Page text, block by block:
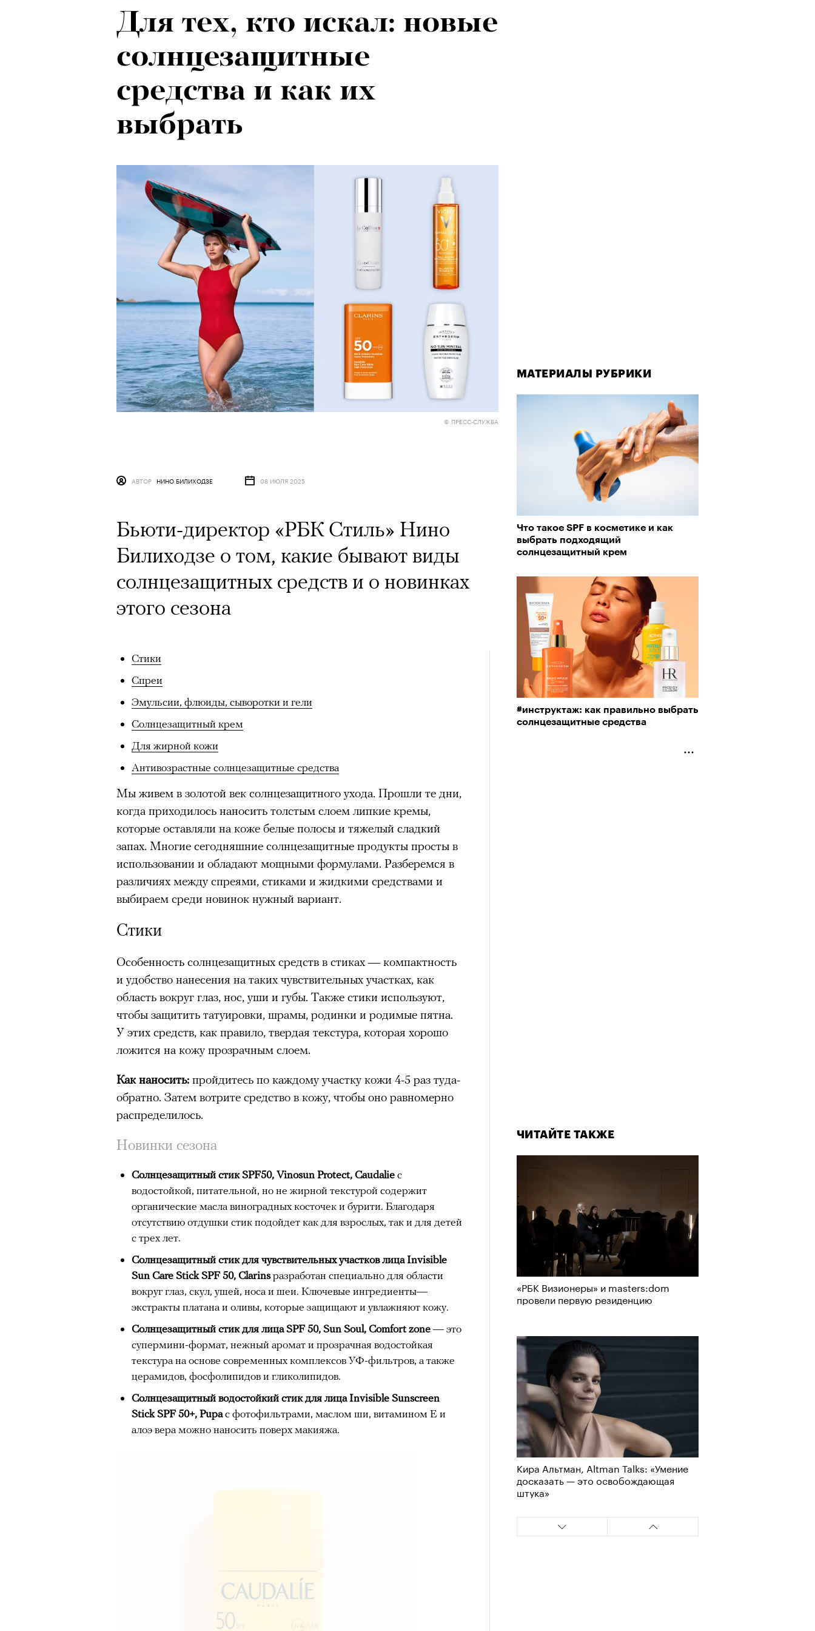
МАТЕРИАЛЫ РУБРИКИ
Что такое SPF в косметике и как
выбрать подходящий
солнцезащитный крем
#инструктаж: как правильно выбрать
солнцезащитные средства
ЧИТАЙТЕ ТАКЖЕ
«РБК Визионеры» и masters:dom
провели первую резиденцию
Кира Альтман, Altman Talks: «Умение
досказать — это освобождающая
штука»
Для тех, кто искал: новые
солнцезащитные
средства и как их
выбрать
© ПРЕСС-СЛУЖБА
АВТОР НИНО БИЛИХОДЗЕ 08 ИЮЛЯ 2025
Бьюти-директор «РБК Стиль» Нино
Билиходзе о том, какие бывают виды
солнцезащитных средств и о новинках
этого сезона
Стики
Спреи
Эмульсии, флюиды, сыворотки и гели
Солнцезащитный крем
Для жирной кожи
Антивозрастные солнцезащитные средства
Мы живем в золотой век солнцезащитного ухода. Прошли те дни,
когда приходилось наносить толстым слоем липкие кремы,
которые оставляли на коже белые полосы и тяжелый сладкий
запах. Многие сегодняшние солнцезащитные продукты просты в
использовании и обладают мощными формулами. Разберемся в
различиях между спреями, стиками и жидкими средствами и
выбираем среди новинок нужный вариант.
Стики
Особенность солнцезащитных средств в стиках — компактность
и удобство нанесения на таких чувствительных участках, как
область вокруг глаз, нос, уши и губы. Также стики используют,
чтобы защитить татуировки, шрамы, родинки и родимые пятна.
У этих средств, как правило, твердая текстура, которая хорошо
ложится на кожу прозрачным слоем.
Как наносить: пройдитесь по каждому участку кожи 4-5 раз туда-
обратно. Затем вотрите средство в кожу, чтобы оно равномерно
распределилось.
Новинки сезона
Солнцезащитный стик SPF50, Vinosun Protect, Caudalieс
водостойкой, питательной, но не жирной текстурой содержит
органические масла виноградных косточек и бурити. Благодаря
отсутствию отдушки стик подойдет как для взрослых, так и для детей
с трех лет.
Солнцезащитный стик для чувствительных участков лица Invisible
Sun Care Stick SPF 50, Clarinsразработан специально для области
вокруг глаз, скул, ушей, носа и шеи. Ключевые ингредиенты—
экстракты платана и оливы, которые защищают и увлажняют кожу.
Солнцезащитный стик для лица SPF 50, Sun Soul, Comfort zone— это
супермини-формат, нежный аромат и прозрачная водостойкая
текстура на основе современных комплексов УФ-фильтров, а также
церамидов, фосфолипидов и гликолипидов.
Солнцезащитный водостойкий стик для лица Invisible Sunscreen
Stick SPF 50+, Pupaс фотофильтрами, маслом ши, витамином Е и
алоэ вера можно наносить поверх макияжа.